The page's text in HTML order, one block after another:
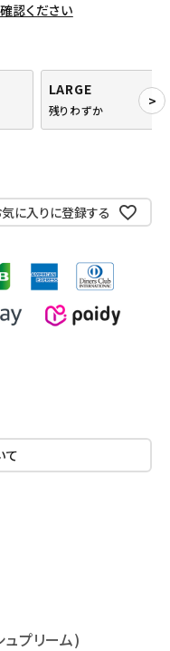
認ください
LARGE
残りわずか
に入りに登録する
て
プリーム)